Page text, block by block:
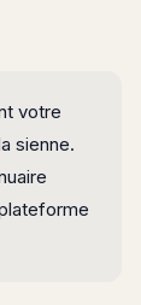
votre
sienne.